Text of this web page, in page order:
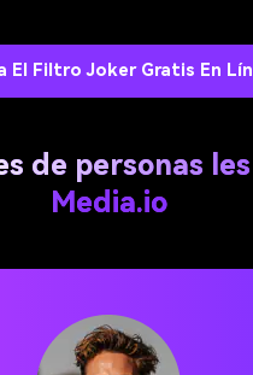
El Filtro Joker Gratis En
de personas
Media.io